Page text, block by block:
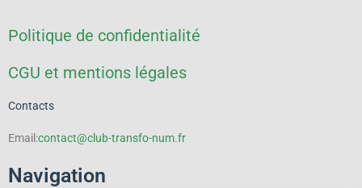
Politique de confidentialité
CGU et mentions légales
Contacts
Email:contact@club-transfo-num.fr
Navigation